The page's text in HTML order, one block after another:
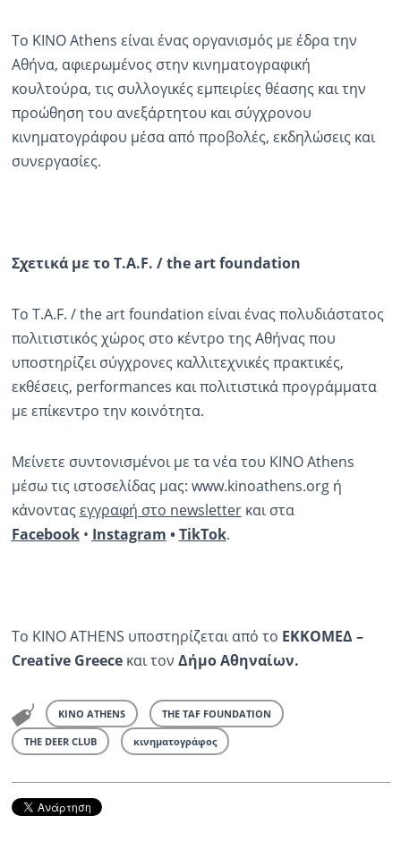
Το KINO Athens είναι ένας οργανισμός με έδρα την
Αθήνα, αφιερωμένος στην κινηματογραφική
κουλτούρα, τις συλλογικές εμπειρίες θέασης και την
προώθηση του ανεξάρτητου και σύγχρονου
κινηματογράφου μέσα από προβολές, εκδηλώσεις και
συνεργασίες.
Σχετικά με το T.A.F. / the art foundation
Το T.A.F. / the art foundation είναι ένας πολυδιάστατος
πολιτιστικός χώρος στο κέντρο της Αθήνας που
υποστηρίζει σύγχρονες καλλιτεχνικές πρακτικές,
εκθέσεις, performances και πολιτιστικά προγράμματα
με επίκεντρο την κοινότητα.
Μείνετε συντονισμένοι με τα νέα του ΚΙΝΟ Athens
μέσω τις ιστοσελίδας μας: www.kinoathens.org ή
κάνοντας εγγραφή στο newsletterκαι στα
Facebook• Instagram •TikTok.
Το ΚΙΝΟ ATHENS υποστηρίζεται από το ΕΚΚΟΜΕΔ –
Creative Greeceκαι τον Δήμο Αθηναίων.
KINO ATHENS THE TAF FOUNDATION
THE DEER CLUB κινηματογράφος